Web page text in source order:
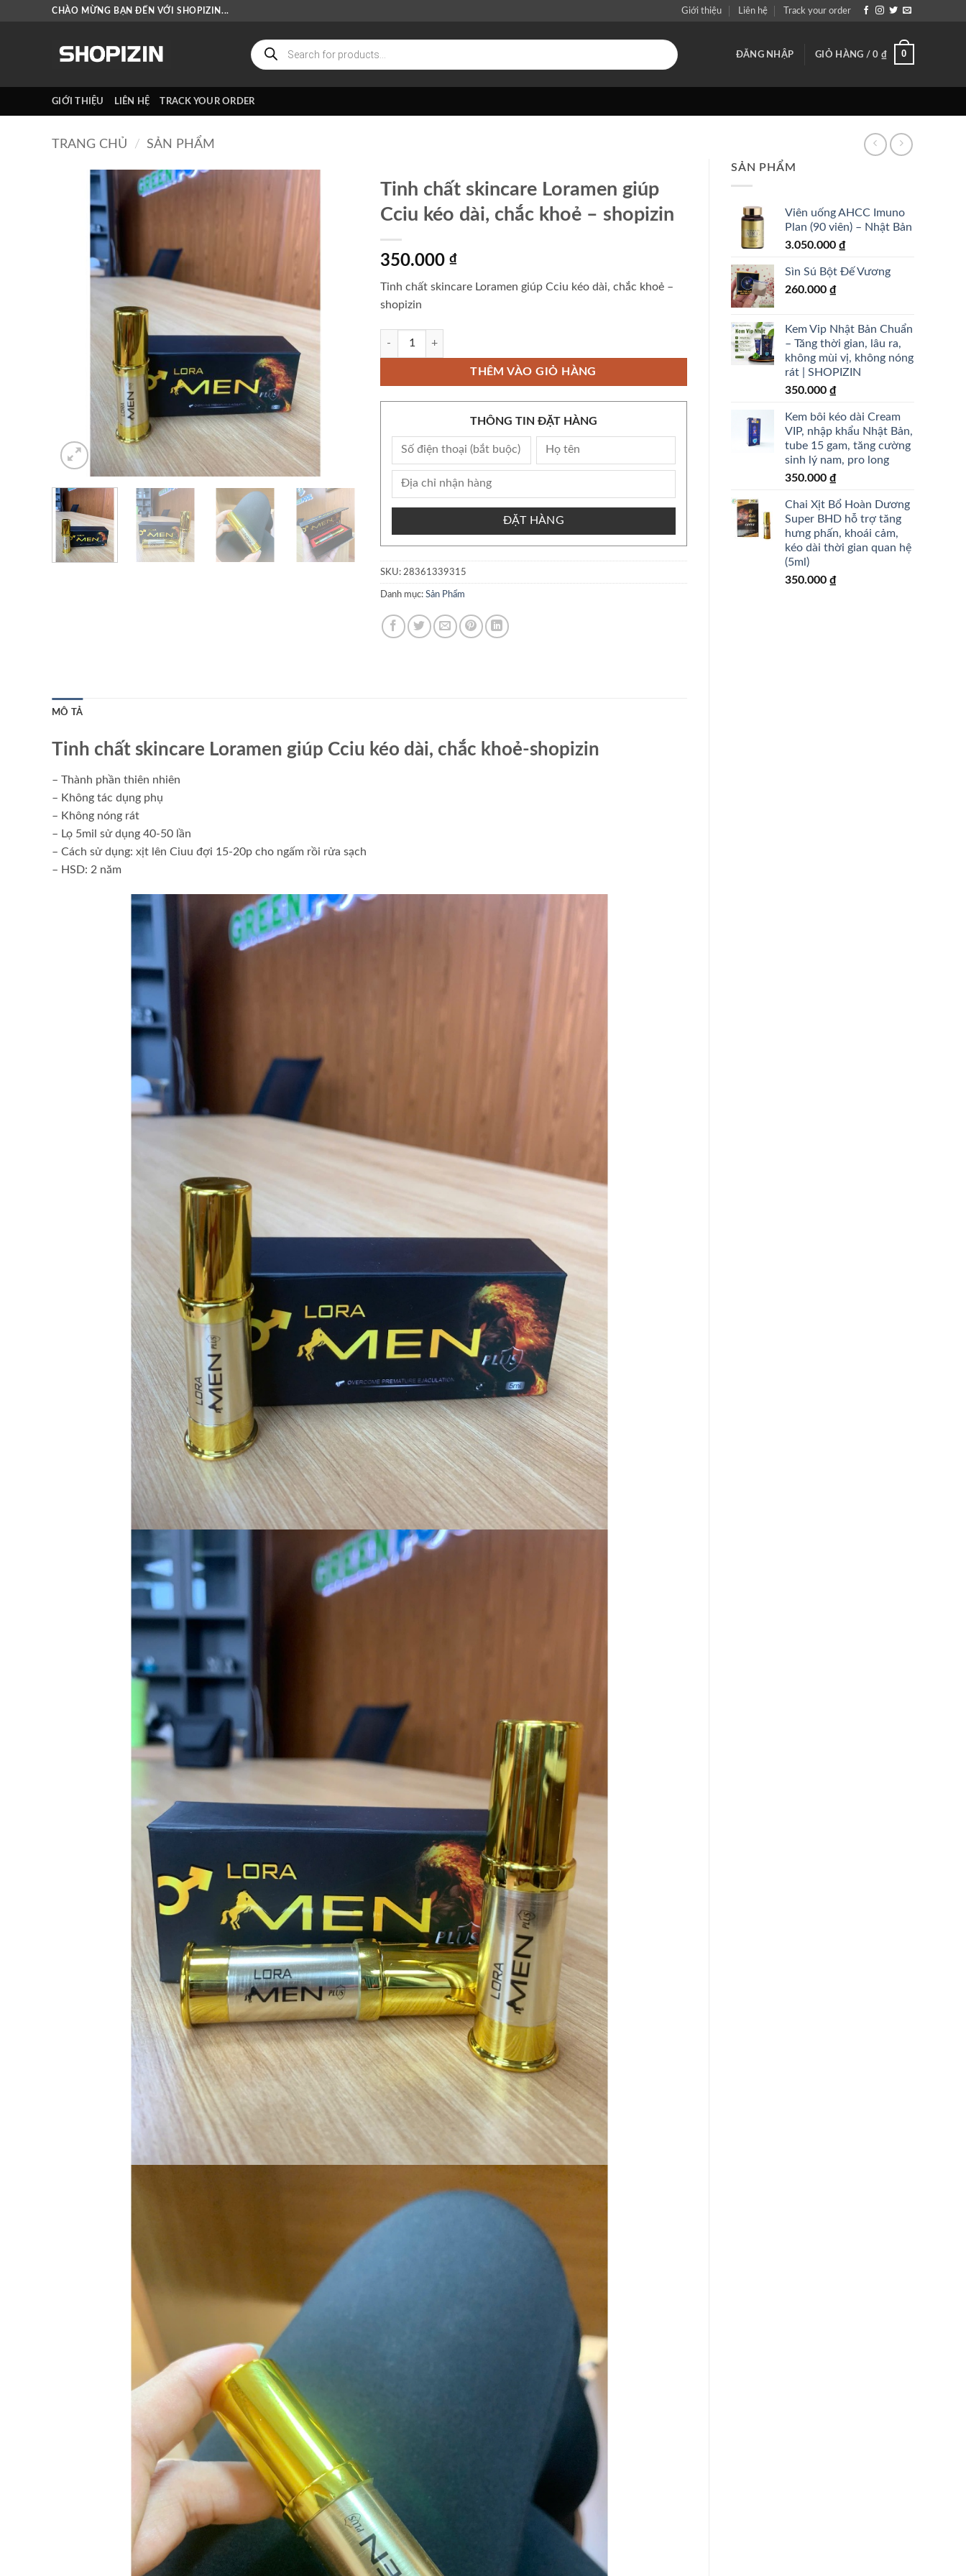
CHÀO MỪNG BẠN ĐẾN VỚI SHOPIZIN... Giới thiệu Liên hệ Track your order
Tìm
kiếm
sản
phẩm
ĐĂNG NHẬP GIỎ HÀNG /0 ₫ 0
GIỚI THIỆU LIÊN HỆ TRACK YOUR ORDER
TRANG CHỦ / SẢN PHẨM
SẢN PHẨM
Viên uống AHCC Imuno
Plan (90 viên) – Nhật Bản
3.050.000 ₫
Sìn Sú Bột Đế Vương
260.000 ₫
Kem Vip Nhật Bản Chuẩn
– Tăng thời gian, lâu ra,
không mùi vị, không nóng
rát | SHOPIZIN
350.000 ₫
Kem bôi kéo dài Cream
VIP, nhập khẩu Nhật Bản,
tube 15 gam, tăng cường
sinh lý nam, pro long
350.000 ₫
Chai Xịt Bổ Hoàn Dương
Super BHD hỗ trợ tăng
hưng phấn, khoái cảm,
kéo dài thời gian quan hệ
(5ml)
350.000 ₫
Tinh chất skincare Loramen giúp
Cciu kéo dài, chắc khoẻ – shopizin
350.000 ₫
Tinh chất skincare Loramen giúp Cciu kéo dài, chắc khoẻ –
shopizin
Tinh chất skincare Loramen giúp Cciu kéo dài, chắc khoẻ - shopizin số lượng
THÊM VÀO GIỎ HÀNG
THÔNG TIN ĐẶT HÀNG
ĐẶT HÀNG
SKU: 28361339315
Danh mục: Sản Phẩm
MÔ TẢ
Tinh chất skincare Loramen giúp Cciu kéo dài, chắc khoẻ-shopizin
– Thành phần thiên nhiên
– Không tác dụng phụ
– Không nóng rát
– Lọ 5mil sử dụng 40-50 lần
– Cách sử dụng: xịt lên Ciuu đợi 15-20p cho ngấm rồi rửa sạch
– HSD: 2 năm